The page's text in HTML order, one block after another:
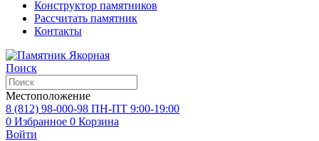
Конструктор памятников
Рассчитать памятник
Контакты
Поиск
Местоположение
8 (812) 98-000-98 ПН-ПТ 9:00-19:00
0 Избранное 0 Корзина
Войти